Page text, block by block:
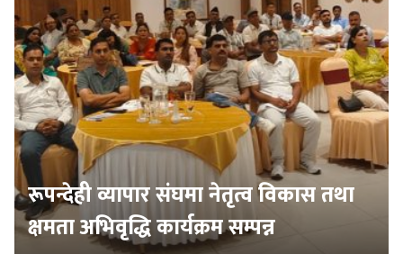
रूपन्देही व्यापार संघमा नेतृत्व विकास तथा
क्षमता अभिवृद्धि कार्यक्रम सम्पन्न